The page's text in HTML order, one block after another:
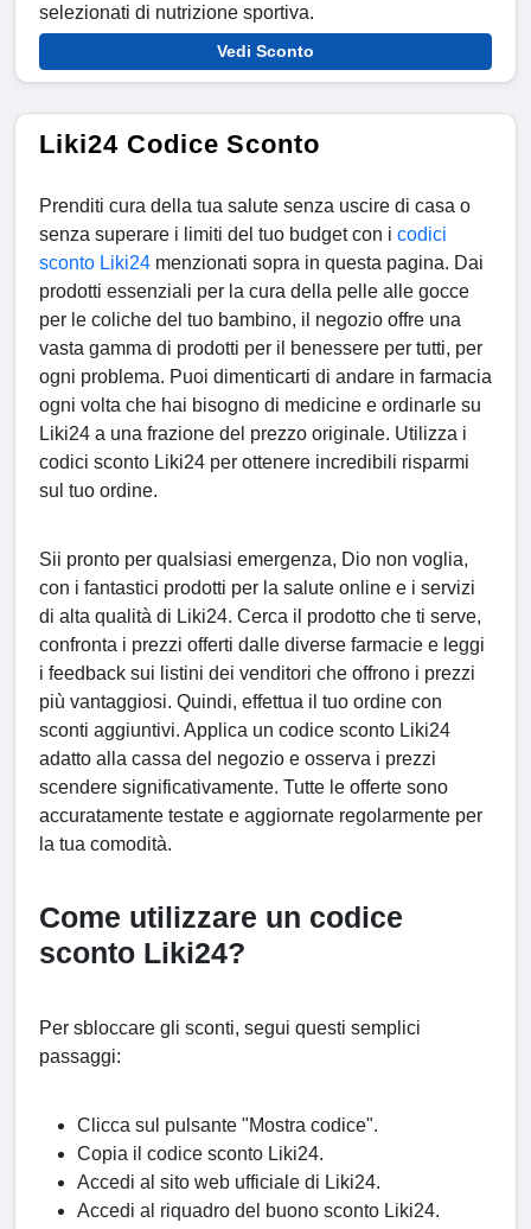
selezionati di nutrizione sportiva.
Vedi Sconto
Liki24 Codice Sconto
Prenditi cura della tua salute senza uscire di casa o
senza superare i limiti del tuo budget con i codici
sconto Liki24 menzionati sopra in questa pagina. Dai
prodotti essenziali per la cura della pelle alle gocce
per le coliche del tuo bambino, il negozio offre una
vasta gamma di prodotti per il benessere per tutti, per
ogni problema. Puoi dimenticarti di andare in farmacia
ogni volta che hai bisogno di medicine e ordinarle su
Liki24 a una frazione del prezzo originale. Utilizza i
codici sconto Liki24 per ottenere incredibili risparmi
sul tuo ordine.
Sii pronto per qualsiasi emergenza, Dio non voglia,
con i fantastici prodotti per la salute online e i servizi
di alta qualità di Liki24. Cerca il prodotto che ti serve,
confronta i prezzi offerti dalle diverse farmacie e leggi
i feedback sui listini dei venditori che offrono i prezzi
più vantaggiosi. Quindi, effettua il tuo ordine con
sconti aggiuntivi. Applica un codice sconto Liki24
adatto alla cassa del negozio e osserva i prezzi
scendere significativamente. Tutte le offerte sono
accuratamente testate e aggiornate regolarmente per
la tua comodità.
Come utilizzare un codice
sconto Liki24?
Per sbloccare gli sconti, segui questi semplici
passaggi:
Clicca sul pulsante "Mostra codice".
Copia il codice sconto Liki24.
Accedi al sito web ufficiale di Liki24.
Accedi al riquadro del buono sconto Liki24.